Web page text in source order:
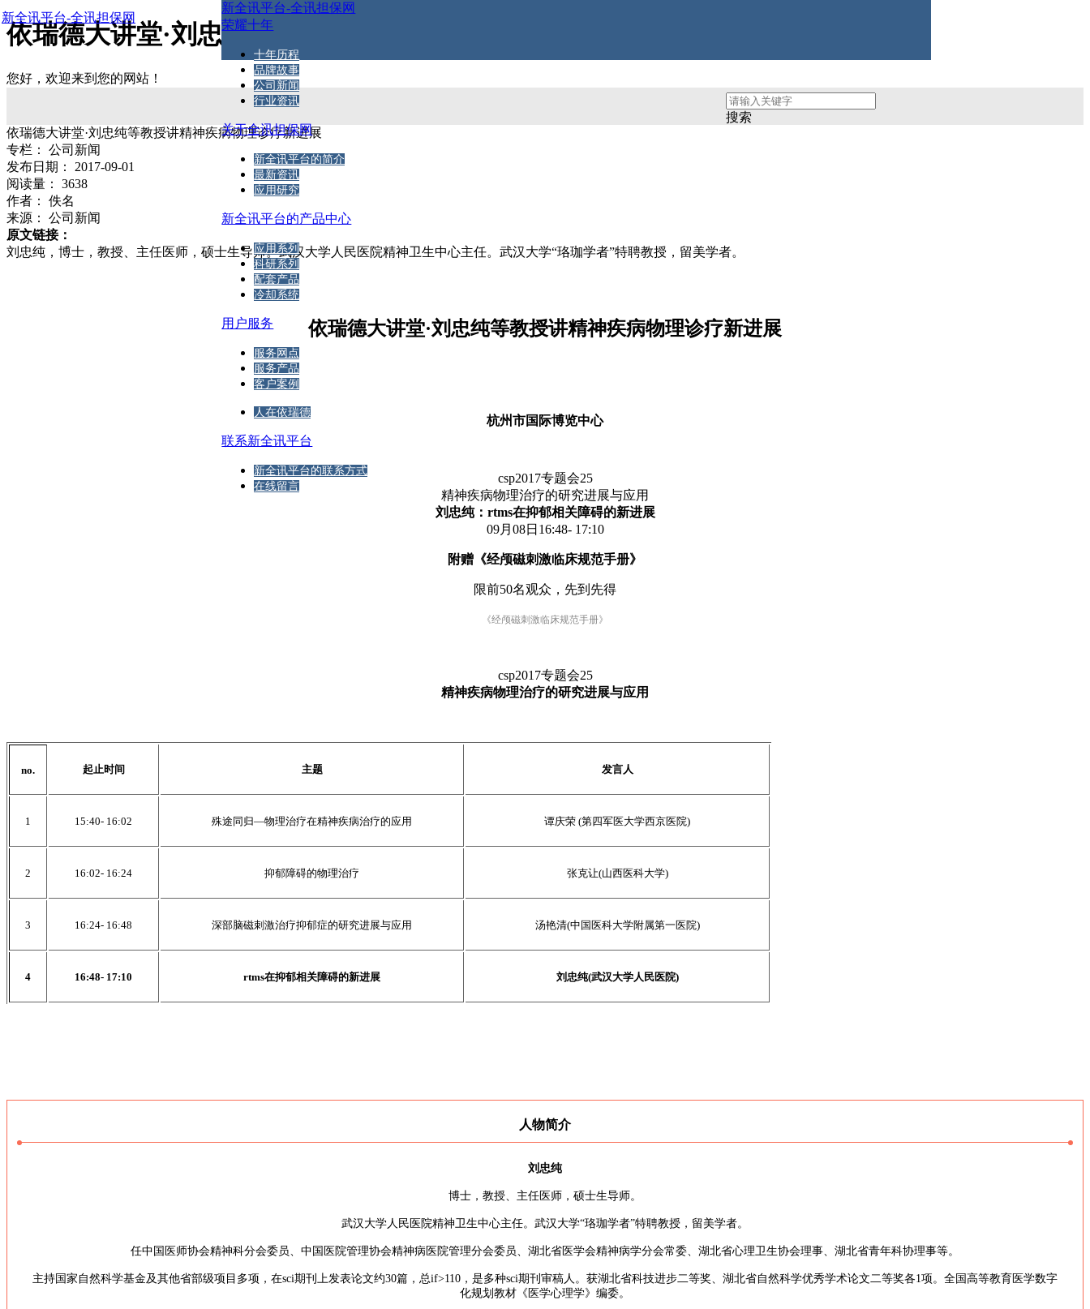
依瑞德大讲堂·刘忠纯等教授讲精神疾病物理诊疗新进展-新全讯平台
新全讯平台-全讯担保网
新全讯平台-全讯担保网
荣耀十年
十年历程
品牌故事
公司新闻
行业资讯
关于全讯担保网
新全讯平台的简介
最新资讯
应用研究
新全讯平台的产品中心
应用系列
科研系列
配套产品
冷却系统
用户服务
服务网点
服务产品
客户案例
人在依瑞德
联系新全讯平台
新全讯平台的联系方式
在线留言
您好，欢迎来到您的网站！
搜索
依瑞德大讲堂·刘忠纯等教授讲精神疾病物理诊疗新进展
专栏：
公司新闻
发布日期：
2017-09-01
阅读量：
3638
作者：
佚名
来源：
公司新闻
原文链接：
刘忠纯，博士，教授、主任医师，硕士生导师。武汉大学人民医院精神卫生中心主任。武汉大学“珞珈学者”特聘教授，留美学者。
依瑞德大讲堂·刘忠纯等教授讲精神疾病物理诊疗新进展
杭州市国际博览中心
csp2017专题会25
精神疾病物理治疗的研究进展与应用
刘忠纯：rtms在抑郁相关障碍的新进展
09月08日16:48- 17:10
附赠《经颅磁刺激临床规范手册》
限前50名观众，先到先得
《经颅磁刺激临床规范手册》
csp2017专题会25
精神疾病物理治疗的研究进展与应用
no. 起止时间 主题 发言人
1 15:40- 16:02 殊途同归—物理治疗在精神疾病治疗的应用 谭庆荣 (第四军医大学西京医院)
2 16:02- 16:24 抑郁障碍的物理治疗 张克让(山西医科大学)
3 16:24- 16:48 深部脑磁刺激治疗抑郁症的研究进展与应用 汤艳清(中国医科大学附属第一医院)
4 16:48- 17:10 rtms在抑郁相关障碍的新进展 刘忠纯(武汉大学人民医院)
人物简介
刘忠纯
博士，教授、主任医师，硕士生导师。
武汉大学人民医院精神卫生中心主任。武汉大学“珞珈学者”特聘教授，留美学者。
任中国医师协会精神科分会委员、中国医院管理协会精神病医院管理分会委员、湖北省医学会精神病学分会常委、湖北省心理卫生协会理事、湖北省青年科协理事等。
主持国家自然科学基金及其他省部级项目多项，在sci期刊上发表论文约30篇，总if>110，是多种sci期刊审稿人。获湖北省科技进步二等奖、湖北省自然科学优秀学术论文二等奖各1项。全国高等教育医学数字
化规划教材《医学心理学》编委。